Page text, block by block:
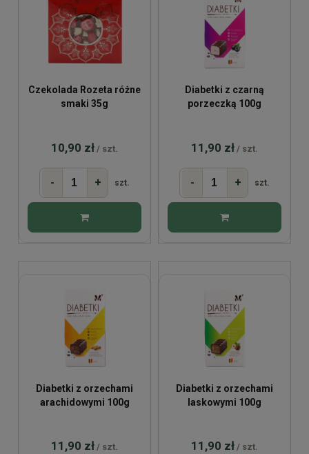
Czekolada Rozeta różne
smaki 35g
10,90 zł / szt.
- + szt.
Diabetki z czarną
porzeczką 100g
11,90 zł / szt.
- + szt.
Diabetki z orzechami
arachidowymi 100g
11,90 zł / szt.
Diabetki z orzechami
laskowymi 100g
11,90 zł / szt.